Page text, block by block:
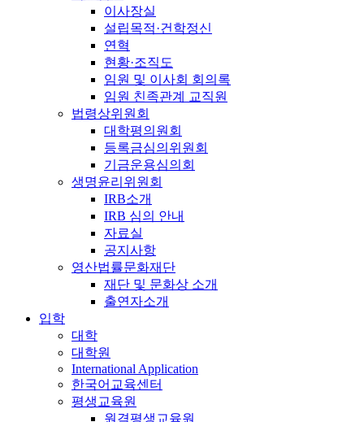
이사장실
설립목적·건학정신
연혁
현황·조직도
임원 및 이사회 회의록
임원 친족관계 교직원
법령상위원회
대학평의원회
등록금심의위원회
기금운용심의회
생명윤리위원회
IRB소개
IRB 심의 안내
자료실
공지사항
영산법률문화재단
재단 및 문화상 소개
출연자소개
입학
대학
대학원
International Application
한국어교육센터
평생교육원
원격평생교육원